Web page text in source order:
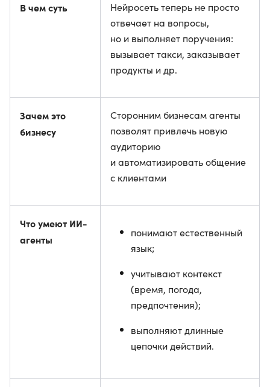
В чем суть
Нейросеть теперь не просто
отвечает на вопросы,
но и выполняет поручения:
вызывает такси, заказывает
продукты и др.
Зачем это
бизнесу
Сторонним бизнесам агенты
позволят привлечь новую
аудиторию
и автоматизировать общение
с клиентами
Что умеют ИИ-
агенты
понимают естественный
язык;
учитывают контекст
(время, погода,
предпочтения);
выполняют длинные
цепочки действий.